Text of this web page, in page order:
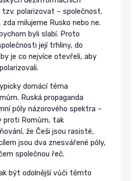
polarizovat – společnost.
milujeme Rusko nebo ne.
byli slabí. Proto
její trhliny, do
je co nejvíce otevřeli, aby
domácí téma
Ruská propaganda
póly názorového spektra –
proti Romům, tak
že Češi jsou rasisté,
jsou dva znesvářené póly,
společnou řeč.
být odolnější vůči těmto